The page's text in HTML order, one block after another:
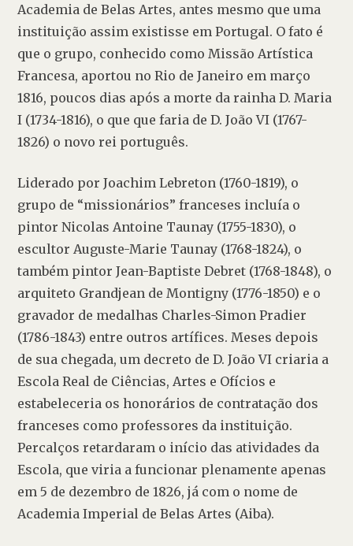
Academia de Belas Artes, antes mesmo que uma
instituição assim existisse em Portugal. O fato é
que o grupo, conhecido como Missão Artística
Francesa, aportou no Rio de Janeiro em março
1816, poucos dias após a morte da rainha D. Maria
I (1734-1816), o que que faria de D. João VI (1767-
1826) o novo rei português.
Liderado por Joachim Lebreton (1760-1819), o
grupo de “missionários” franceses incluía o
pintor Nicolas Antoine Taunay (1755-1830), o
escultor Auguste-Marie Taunay (1768-1824), o
também pintor Jean-Baptiste Debret (1768-1848), o
arquiteto Grandjean de Montigny (1776-1850) e o
gravador de medalhas Charles-Simon Pradier
(1786-1843) entre outros artífices. Meses depois
de sua chegada, um decreto de D. João VI criaria a
Escola Real de Ciências, Artes e Ofícios e
estabeleceria os honorários de contratação dos
franceses como professores da instituição.
Percalços retardaram o início das atividades da
Escola, que viria a funcionar plenamente apenas
em 5 de dezembro de 1826, já com o nome de
Academia Imperial de Belas Artes (Aiba).